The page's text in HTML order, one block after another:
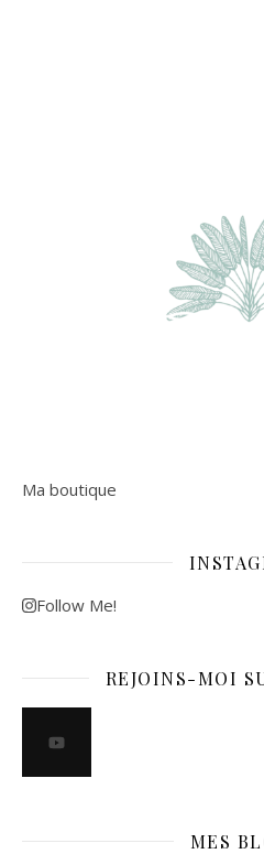
Ma boutique
Follow Me!
REJOINS-MOI
MES